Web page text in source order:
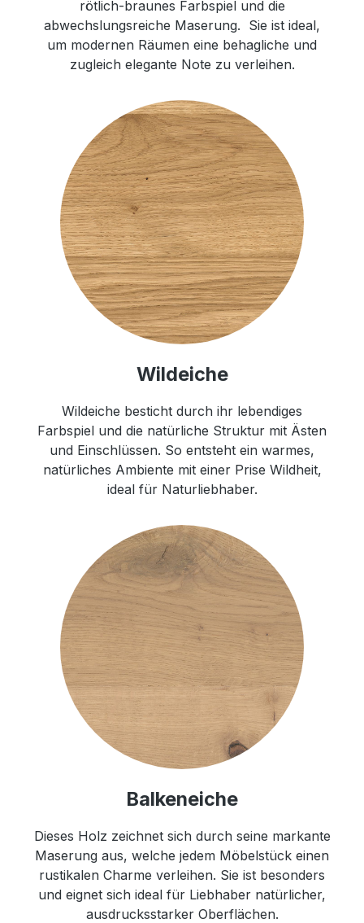
rötlich-braunes Farbspiel und die
abwechslungsreiche Maserung. Sie ist ideal,
um modernen Räumen eine behagliche und
zugleich elegante Note zu verleihen.
Wildeiche
Wildeiche besticht durch ihr lebendiges
Farbspiel und die natürliche Struktur mit Ästen
und Einschlüssen. So entsteht ein warmes,
natürliches Ambiente mit einer Prise Wildheit,
ideal für Naturliebhaber.
Balkeneiche
Dieses Holz zeichnet sich durch seine markante
Maserung aus, welche jedem Möbelstück einen
rustikalen Charme verleihen. Sie ist besonders
und eignet sich ideal für Liebhaber natürlicher,
ausdrucksstarker Oberflächen.